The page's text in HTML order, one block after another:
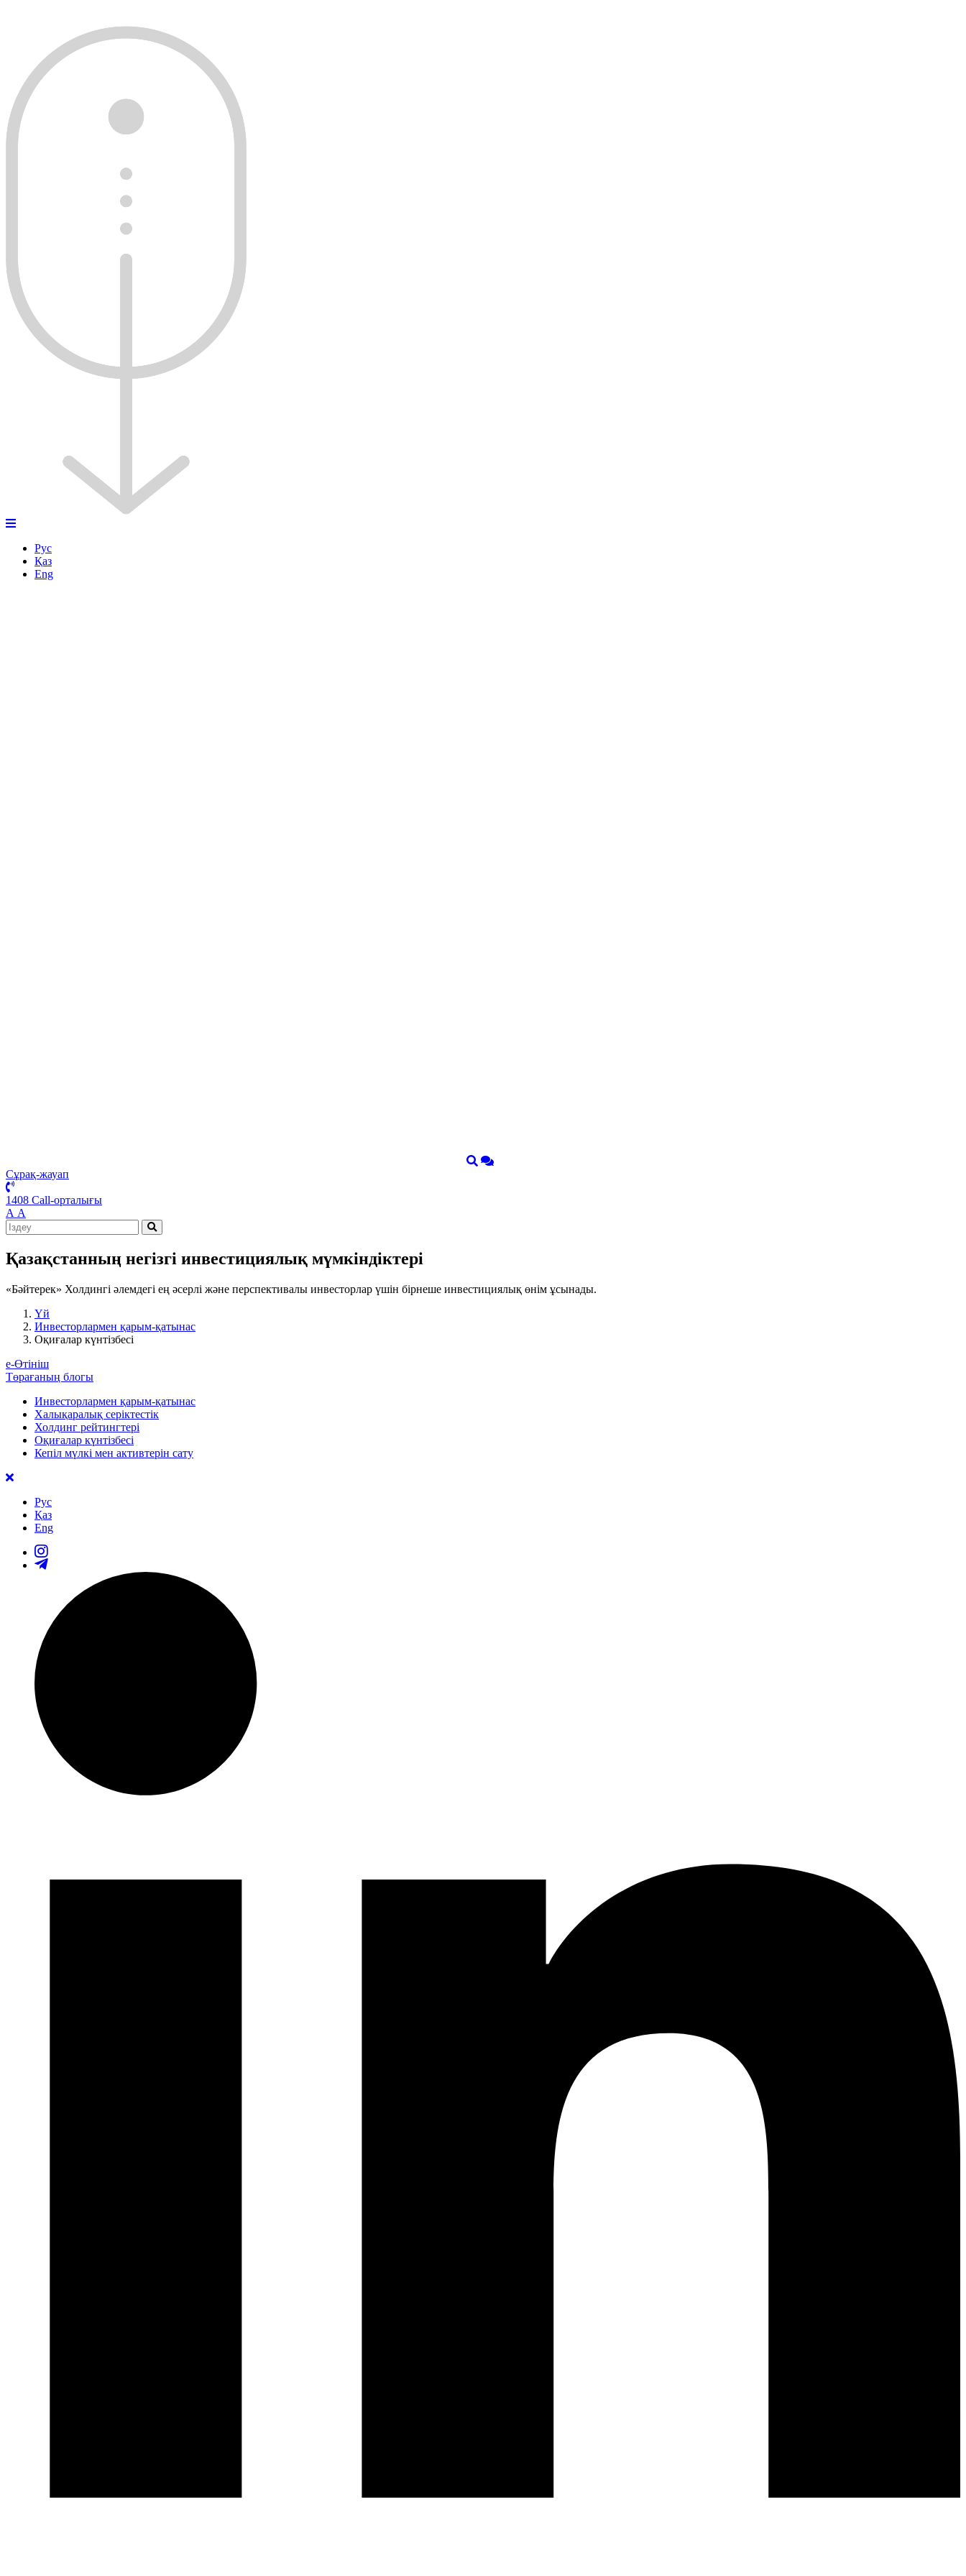
Рус
Қаз
Eng
Сұрақ-жауап
1408 Call-орталығы
А А
Қазақстанның негізгі инвестициялық мүмкіндіктері
«Бәйтерек» Холдингі әлемдегі ең әсерлі және перспективалы инвесторлар үшін бірнеше инвестициялық өнім ұсынады.
Үй
Инвесторлармен қарым-қатынас
Оқиғалар күнтізбесі
е-Өтініш
Төрағаның блогы
Инвесторлармен қарым-қатынас
Халықаралық серіктестік
Холдинг рейтингтері
Оқиғалар күнтізбесі
Кепіл мүлкі мен активтерін сату
Рус
Қаз
Eng